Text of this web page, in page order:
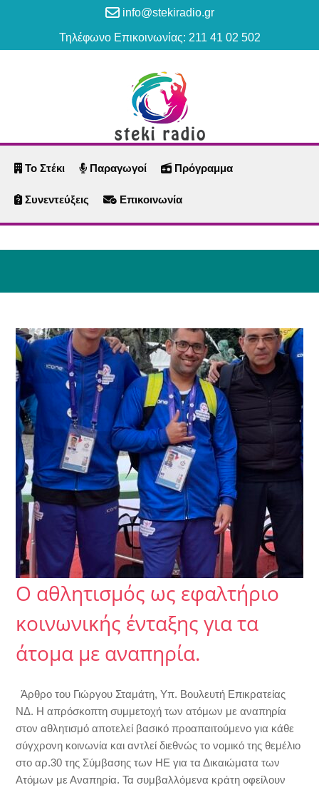
info@stekiradio.gr
Τηλέφωνο Επικοινωνίας: 211 41 02 502
Το Στέκι Παραγωγοί Πρόγραμμα
Συνεντεύξεις Επικοινωνία
Ο αθλητισμός ως εφαλτήριο
κοινωνικής ένταξης για τα
άτομα με αναπηρία.
Άρθρο του Γιώργου Σταμάτη, Υπ. Βουλευτή Επικρατείας
ΝΔ. Η απρόσκοπτη συμμετοχή των ατόμων με αναπηρία
στον αθλητισμό αποτελεί βασικό προαπαιτούμενο για κάθε
σύγχρονη κοινωνία και αντλεί διεθνώς το νομικό της θεμέλιο
στο αρ.30 της Σύμβασης των ΗΕ για τα Δικαιώματα των
Ατόμων με Αναπηρία. Τα συμβαλλόμενα κράτη οφείλουν